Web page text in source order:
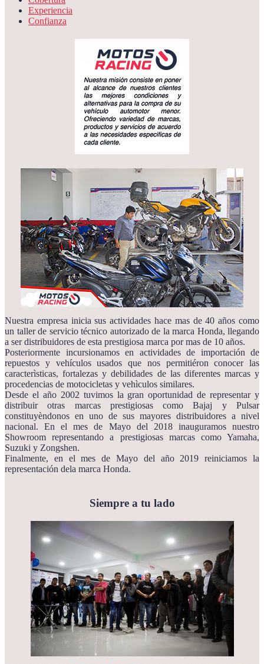
Experiencia
Confianza
Nuestra empresa inicia sus actividades hace mas de 40 años como
un taller de servicio técnico autorizado de la marca Honda, llegando
a ser distribuidores de esta prestigiosa marca por mas de 10 años.
Posteriormente incursionamos en actividades de importación de
repuestos y vehículos usados que nos permitiéron conocer las
caracterìsticas, fortalezas y debilidades de las diferentes marcas y
procedencias de motocicletas y vehìculos similares.
Desde el año 2002 tuvimos la gran oportunidad de representar y
distribuir otras marcas prestigiosas como Bajaj y Pulsar
constituyèndonos en uno de sus mayores distribuidores a nivel
nacional. En el mes de Mayo del 2018 inauguramos nuestro
Showroom representando a prestigiosas marcas como Yamaha,
Suzuki y Zongshen.
Finalmente, en el mes de Mayo del año 2019 reiniciamos la
representación dela marca Honda.
Siempre a tu lado